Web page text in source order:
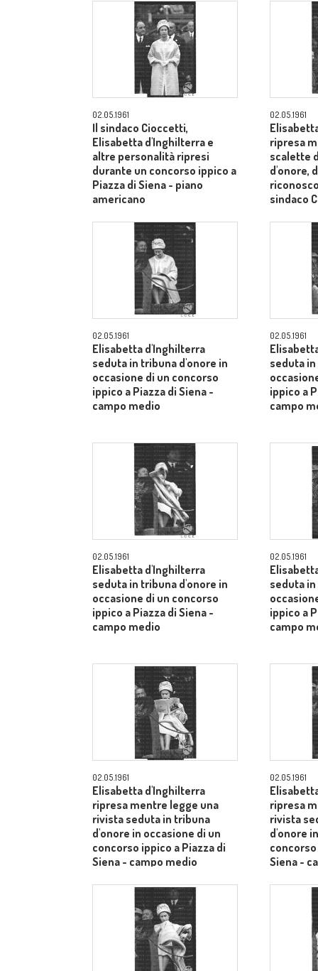
02.05.1961
Il sindaco Cioccetti,
Elisabetta d'Inghilterra e
altre personalità ripresi
durante un concorso ippico a
Piazza di Siena - piano
americano
02.05.1961
ripresa
scalette
d'onore,
sindaco
02.05.1961
Elisabetta d'Inghilterra
seduta in tribuna d'onore in
occasione di un concorso
ippico a Piazza di Siena -
campo medio
02.05.1961
seduta
ippico a
campo
02.05.1961
Elisabetta d'Inghilterra
seduta in tribuna d'onore in
occasione di un concorso
ippico a Piazza di Siena -
campo medio
02.05.1961
seduta
ippico a
campo
02.05.1961
Elisabetta d'Inghilterra
ripresa mentre legge una
rivista seduta in tribuna
d'onore in occasione di un
concorso ippico a Piazza di
Siena - campo medio
02.05.1961
ripresa
rivista
d'onore
Siena -